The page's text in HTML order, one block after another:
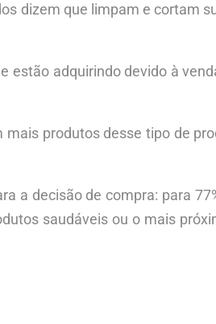
dizem que limpam e cortam
adquirindo devido à
produtos desse tipo de
a decisão de compra: para
saudáveis ou o mais